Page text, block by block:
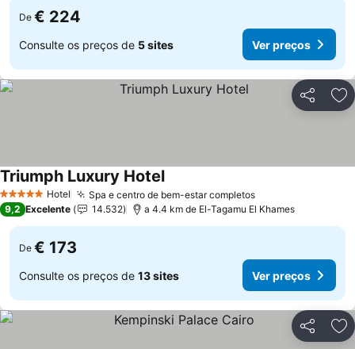
De € 224
Consulte os preços de 5 sites Ver preços
Partilhar
5 Estrelas Hotel Spa e centro de bem-estar completos
Triumph Luxury Hotel
9,2 Excelente 14.532 a 4.4 km de El-Tagamu El Khames
De € 173
Consulte os preços de 13 sites Ver preços
Partilhar